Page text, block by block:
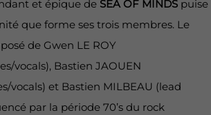
et épique de SEA OF MINDS puise
que forme ses trois membres. Le
de Gwen LE ROY
vocals), Bastien JAOUEN
vocals) et Bastien MILBEAU (lead
par la période 70’s du rock